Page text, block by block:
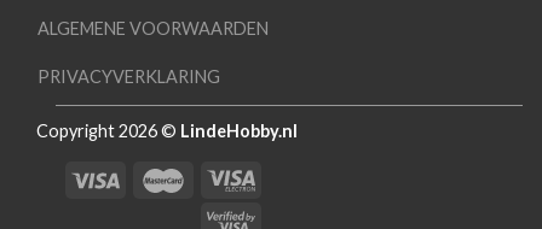
ALGEMENE VOORWAARDEN
PRIVACYVERKLARING
Copyright 2026 © LindeHobby.nl